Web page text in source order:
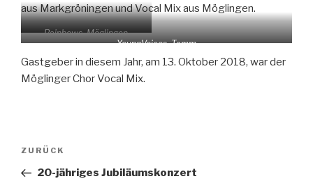
aus Markgröningen und Vocal Mix aus Möglingen.
Rainbows, Möglingen
YoungVoices, Tamm
Gastgeber in diesem Jahr, am 13. Oktober 2018, war der
Möglinger Chor Vocal Mix.
Beitragsnavigation
Vorheriger
Beitrag
ZURÜCK
20-jähriges Jubiläumskonzert